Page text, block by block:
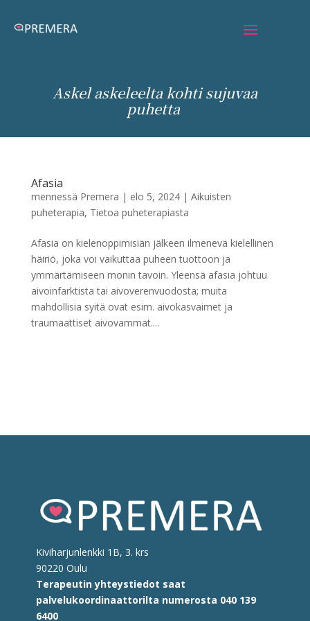
Askel askeleelta kohti sujuvaa
puhetta
Afasia
mennessä Premera | elo 5, 2024| Aikuisten
puheterapia, Tietoa puheterapiasta
Afasia on kielenoppimisiän jälkeen ilmenevä kielellinen
häiriö, joka voi vaikuttaa puheen tuottoon ja
ymmärtämiseen monin tavoin. Yleensä afasia johtuu
aivoinfarktista tai aivoverenvuodosta; muita
mahdollisia syitä ovat esim. aivokasvaimet ja
traumaattiset aivovammat....
Kiviharjunlenkki 1B, 3. krs
90220 Oulu
Terapeutin yhteystiedot saat
palvelukoordinaattorilta numerosta 040 139
6400